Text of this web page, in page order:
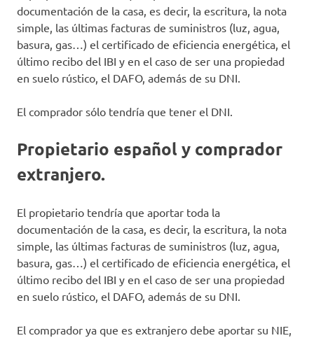
documentación de la casa, es decir, la escritura, la nota
simple, las últimas facturas de suministros (luz, agua,
basura, gas…) el certificado de eficiencia energética, el
último recibo del IBI y en el caso de ser una propiedad
en suelo rústico, el DAFO, además de su DNI.
El comprador sólo tendría que tener el DNI.
Propietario español y comprador
extranjero.
El propietario tendría que aportar toda la
documentación de la casa, es decir, la escritura, la nota
simple, las últimas facturas de suministros (luz, agua,
basura, gas…) el certificado de eficiencia energética, el
último recibo del IBI y en el caso de ser una propiedad
en suelo rústico, el DAFO, además de su DNI.
El comprador ya que es extranjero debe aportar su NIE,